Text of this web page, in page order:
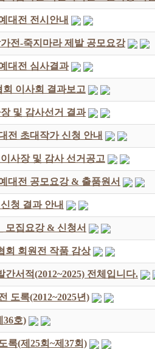
대전 전시안내
전-죽지마라 제발 공모요강
대전 심사결과
이사회 결과보고
및 감사선거 결과
전 초대작가 신청 안내
사장 및 감사 선거공고
대전 공모요강 & 출품원서
청 결과 안내
모집요강 & 신청서
회 회원전 작품 감상
간서적(2012~2025) 전체입니다.
도록(2012~2025년)
36호)
록(제25회~제37회)